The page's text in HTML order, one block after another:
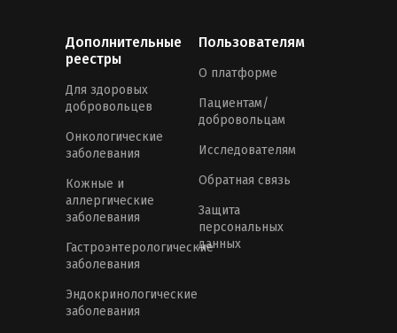
Дополнительные
реестры
Для здоровых
добровольцев
Онкологические
заболевания
Кожные и
аллергические
заболевания
Гастроэнтерологические
заболевания
Эндокринологические
заболевания
Пользователям
О платформе
Пациентам/
добровольцам
Исследователям
Обратная связь
Защита
персональных
данных